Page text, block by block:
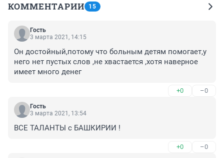
КОММЕНТАРИИ 15
Гость
3 марта 2021, 14:15
Он достойный,потому что больным детям помогает,у
него нет пустых слов ,не хвастается ,хотя наверное
имеет много денег
+0 –0
Гость
3 марта 2021, 13:54
ВСЕ ТАЛАНТЫ с БАШКИРИИ !
+0 –0